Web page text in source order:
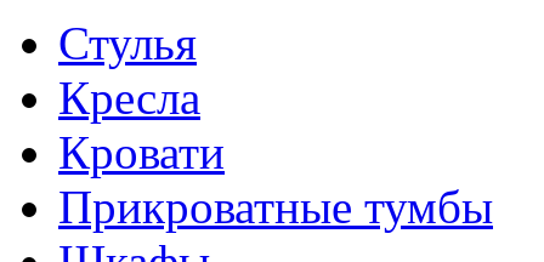
Стулья
Кресла
Кровати
Прикроватные тумбы